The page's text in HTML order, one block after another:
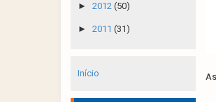
► 2012 (50)
► 2011 (31)
Início